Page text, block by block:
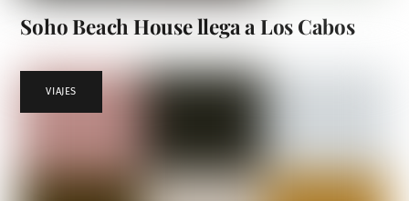
Soho Beach House llega a Los Cabos
VIAJES